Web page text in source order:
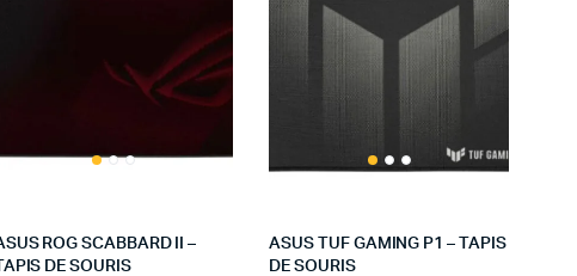
ROG SCABBARD II –
DE SOURIS
ASUS TUF GAMING P1 – TAPIS
DE SOURIS